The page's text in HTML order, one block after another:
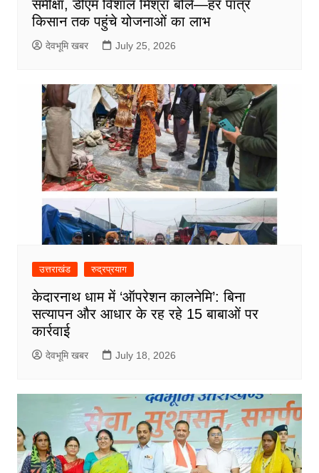
समीक्षा, डीएम विशाल मिश्रा बोले—हर पात्र
किसान तक पहुंचे योजनाओं का लाभ
देवभूमि खबर July 25, 2026
उत्तराखंड रुद्रप्रयाग
केदारनाथ धाम में ‘ऑपरेशन कालनेमि’: बिना
सत्यापन और आधार के रह रहे 15 बाबाओं पर
कार्रवाई
देवभूमि खबर July 18, 2026